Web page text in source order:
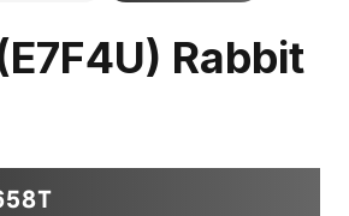
Rabbit